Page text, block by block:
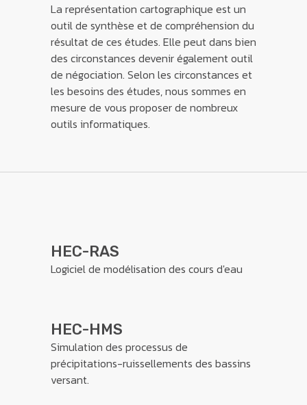
La représentation cartographique est un
outil de synthèse et de compréhension du
résultat de ces études. Elle peut dans bien
des circonstances devenir également outil
de négociation. Selon les circonstances et
les besoins des études, nous sommes en
mesure de vous proposer de nombreux
outils informatiques.
HEC-RAS
Logiciel de modélisation des cours d'eau
HEC-HMS
Simulation des processus de
précipitations-ruissellements des bassins
versant.